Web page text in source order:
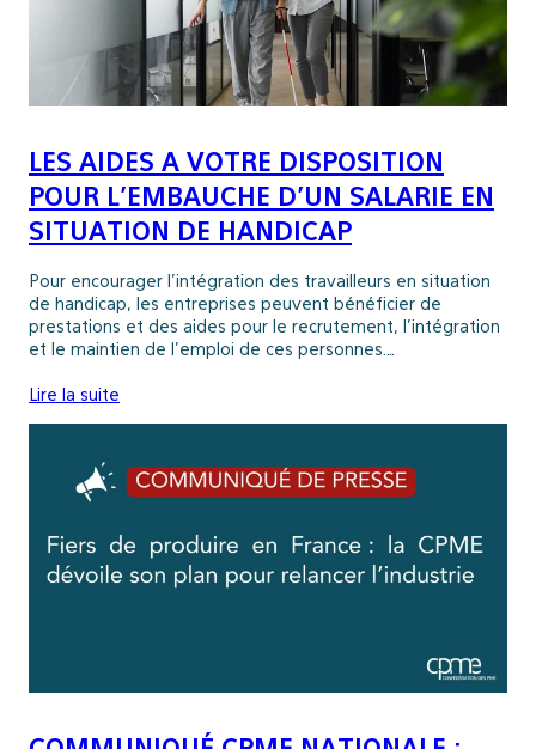
LES AIDES A VOTRE DISPOSITION
POUR L’EMBAUCHE D’UN SALARIE EN
SITUATION DE HANDICAP
Pour encourager l’intégration des travailleurs en situation
de handicap, les entreprises peuvent bénéficier de
prestations et des aides pour le recrutement, l’intégration
et le maintien de l’emploi de ces personnes.…
Lire la suite